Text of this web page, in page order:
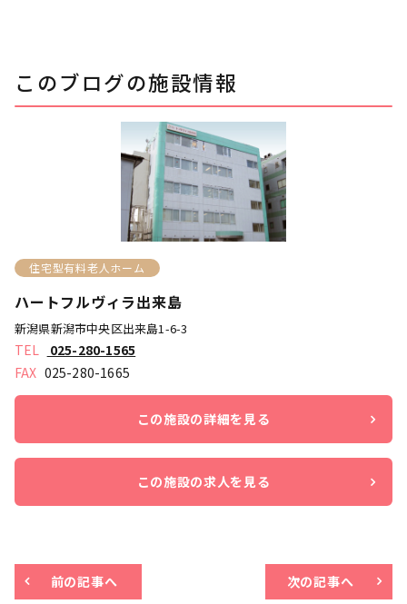
このブログの施設情報
住宅型有料老人ホーム
ハートフルヴィラ出来島
新潟県新潟市中央区出来島1-6-3
025-280-1565
025-280-1665
この施設の詳細を見る
この施設の求人を見る
前の記事へ 次の記事へ